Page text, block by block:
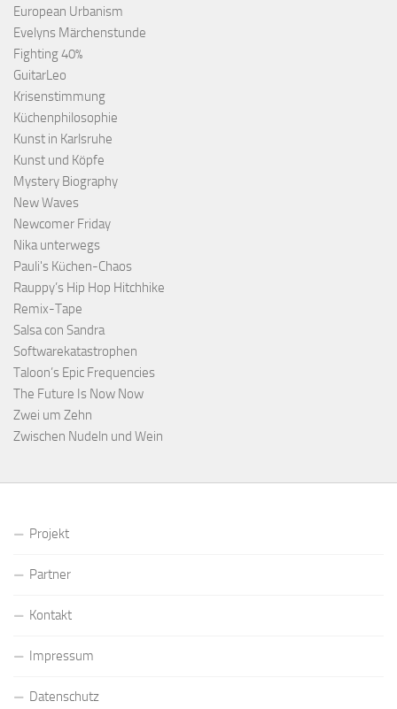
European Urbanism
Evelyns Märchenstunde
Fighting 40%
GuitarLeo
Krisenstimmung
Küchenphilosophie
Kunst in Karlsruhe
Kunst und Köpfe
Mystery Biography
New Waves
Newcomer Friday
Nika unterwegs
Pauli's Küchen-Chaos
Rauppy’s Hip Hop Hitchhike
Remix-Tape
Salsa con Sandra
Softwarekatastrophen
Taloon’s Epic Frequencies
The Future Is Now Now
Zwei um Zehn
Zwischen Nudeln und Wein
Projekt
Partner
Kontakt
Impressum
Datenschutz